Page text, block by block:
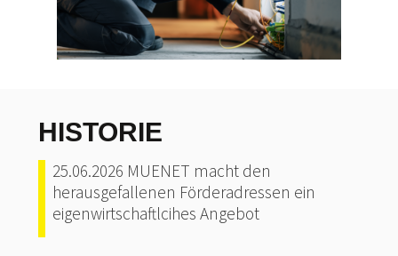
HISTORIE
25.06.2026 MUENET macht den
herausgefallenen Förderadressen ein
eigenwirtschaftlcihes Angebot